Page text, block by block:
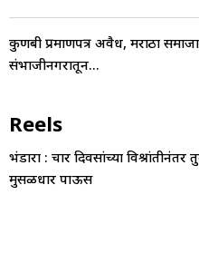
कुणबी प्रमाणपत्र अवैध, मराठा
संभाजीनगरातून...
Reels
भंडारा : चार दिवसांच्या
मुसळधार पाऊस